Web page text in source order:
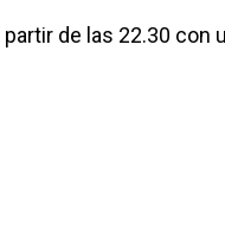
de las 22.30